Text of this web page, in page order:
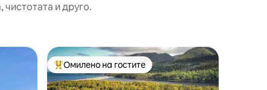
чистотата и друго.
Меѓу најуспешните „Омилени на гостите“
Омилено на гостите